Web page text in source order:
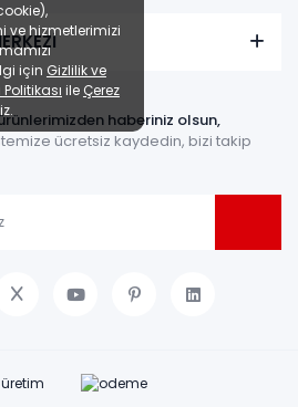
haberiniz olsun,
ücretsiz kaydedin, bizi takip
ve hizmetlerimizi
için Gizlilik ve
ile Çerez